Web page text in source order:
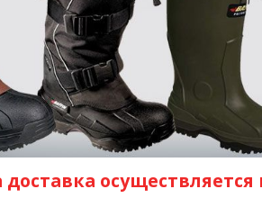
осуществляется